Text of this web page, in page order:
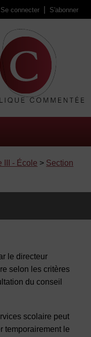
Se connecter S'abonner
III - École > Section
le directeur
selon les critères
du conseil
scolaire peut
temporairement le